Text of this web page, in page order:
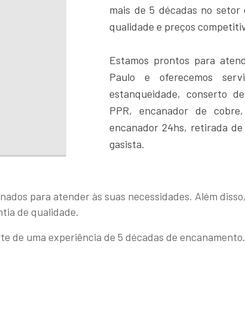
mais de 5 décadas no
qualidade e preços
Estamos prontos para
Paulo e oferecemos
estanqueidade, conserto
PPR, encanador de
encanador 24hs, retirada
gasista.
para atender às suas necessidades. Além
de qualidade.
de uma experiência de 5 décadas de